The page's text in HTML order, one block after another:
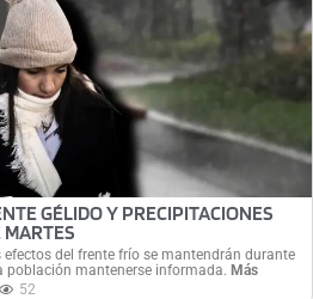
GÉLIDO Y PRECIPITACIONES
MARTES
del frente frío se mantendrán durante
población mantenerse informada. Más
52